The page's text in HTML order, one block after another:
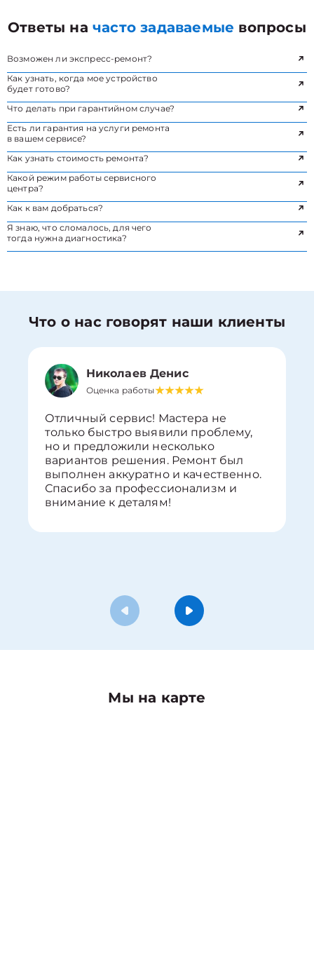
Ответы начасто задаваемые вопросы
Возможен ли экспресс-ремонт?
Как узнать, когда мое устройство
будет готово?
Что делать при гарантийном случае?
Есть ли гарантия на услуги ремонта
в вашем сервисе?
Как узнать стоимость ремонта?
Какой режим работы сервисного
центра?
Как к вам добраться?
Я знаю, что сломалось, для чего
тогда нужна диагностика?
Что о нас говорят наши клиенты
Николаев Денис
Оценка работы
Отличный сервис! Мастера не
только быстро выявили проблему,
но и предложили несколько
вариантов решения. Ремонт был
выполнен аккуратно и качественно.
Спасибо за профессионализм и
внимание к деталям!
Мы на карте